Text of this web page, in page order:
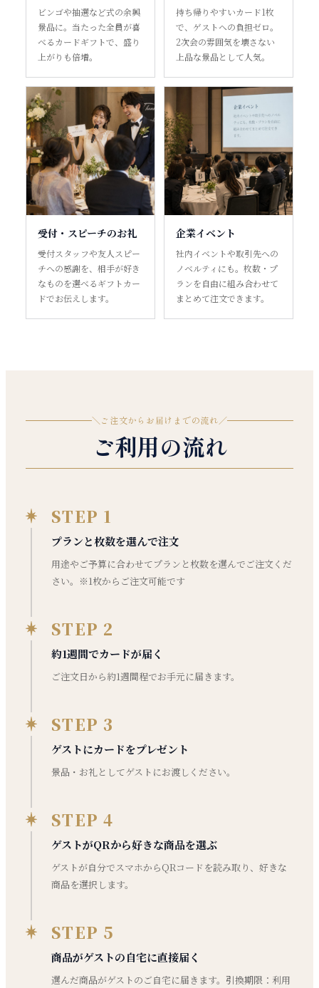
ビンゴや抽選など式の余興
景品に。当たった全員が喜
べるカードギフトで、盛り
上がりも倍増。
持ち帰りやすいカード1枚
で、ゲストへの負担ゼロ。
2次会の雰囲気を壊さない
上品な景品として人気。
受付・スピーチのお礼
受付スタッフや友人スピー
チへの感謝を、相手が好き
なものを選べるギフトカー
ドでお伝えします。
企業イベント
社内イベントや取引先への
ノベルティにも。枚数・プ
ランを自由に組み合わせて
まとめて注文できます。
＼ご注文からお届けまでの流れ／
ご利用の流れ
STEP 1
プランと枚数を選んで注文
用途やご予算に合わせてプランと枚数を選んでご注文くだ
さい。※1枚からご注文可能です
STEP 2
約1週間でカードが届く
ご注文日から約1週間程でお手元に届きます。
STEP 3
ゲストにカードをプレゼント
景品・お礼としてゲストにお渡しください。
STEP 4
ゲストがQRから好きな商品を選ぶ
ゲストが自分でスマホからQRコードを読み取り、好きな
商品を選択します。
STEP 5
商品がゲストの自宅に直接届く
選んだ商品がゲストのご自宅に届きます。引換期限：利用